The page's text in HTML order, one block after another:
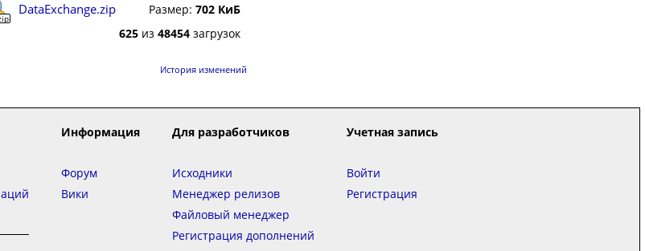
DataExchange.zip Размер: 702 КиБ
625из 48454загрузок
История изменений
Информация Для разработчиков Учетная запись
Форум
Вики
Исходники
Менеджер релизов
Файловый менеджер
Регистрация дополнений
Войти
Регистрация